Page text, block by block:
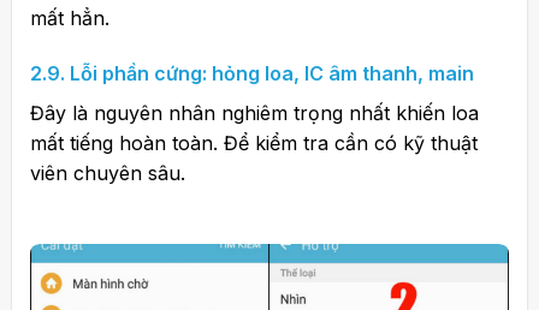
mất hẳn.
2.9. Lỗi phần cứng: hỏng loa, IC âm thanh, main
Đây là nguyên nhân nghiêm trọng nhất khiến loa
mất tiếng hoàn toàn. Để kiểm tra cần có kỹ thuật
viên chuyên sâu.